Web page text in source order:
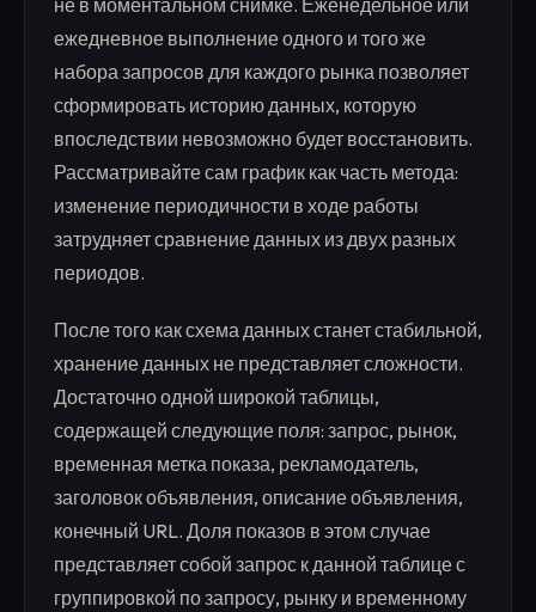
не в моментальном снимке. Еженедельное или
ежедневное выполнение одного и того же
набора запросов для каждого рынка позволяет
сформировать историю данных, которую
впоследствии невозможно будет восстановить.
Рассматривайте сам график как часть метода:
изменение периодичности в ходе работы
затрудняет сравнение данных из двух разных
периодов.
После того как схема данных станет стабильной,
хранение данных не представляет сложности.
Достаточно одной широкой таблицы,
содержащей следующие поля: запрос, рынок,
временная метка показа, рекламодатель,
заголовок объявления, описание объявления,
конечный URL. Доля показов в этом случае
представляет собой запрос к данной таблице с
группировкой по запросу, рынку и временному